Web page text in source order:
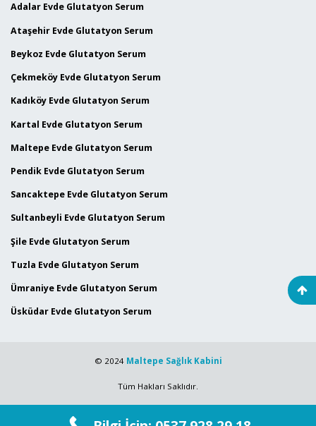
Adalar Evde Glutatyon Serum
Ataşehir Evde Glutatyon Serum
Beykoz Evde Glutatyon Serum
Çekmeköy Evde Glutatyon Serum
Kadıköy Evde Glutatyon Serum
Kartal Evde Glutatyon Serum
Maltepe Evde Glutatyon Serum
Pendik Evde Glutatyon Serum
Sancaktepe Evde Glutatyon Serum
Sultanbeyli Evde Glutatyon Serum
Şile Evde Glutatyon Serum
Tuzla Evde Glutatyon Serum
Ümraniye Evde Glutatyon Serum
Üsküdar Evde Glutatyon Serum
© 2024 Maltepe Sağlık Kabini
Tüm Hakları Saklıdır.